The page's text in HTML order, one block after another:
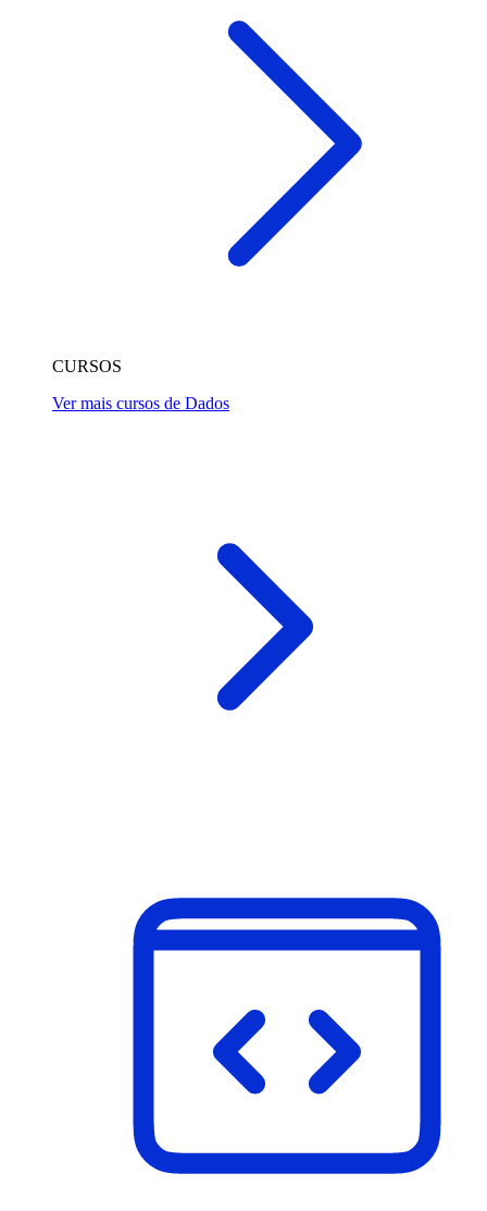
CURSOS
Ver mais cursos de Dados